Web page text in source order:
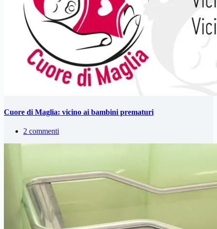
Cuore di Maglia: vicino ai bambini prematuri
2 commenti